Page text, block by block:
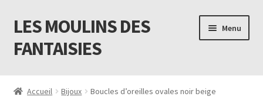
Aller
à
la
Aller
au
contenu
LES MOULINS DES
FANTAISIES
Menu
Accueil Bijoux Boucles d’oreilles ovales noir beige